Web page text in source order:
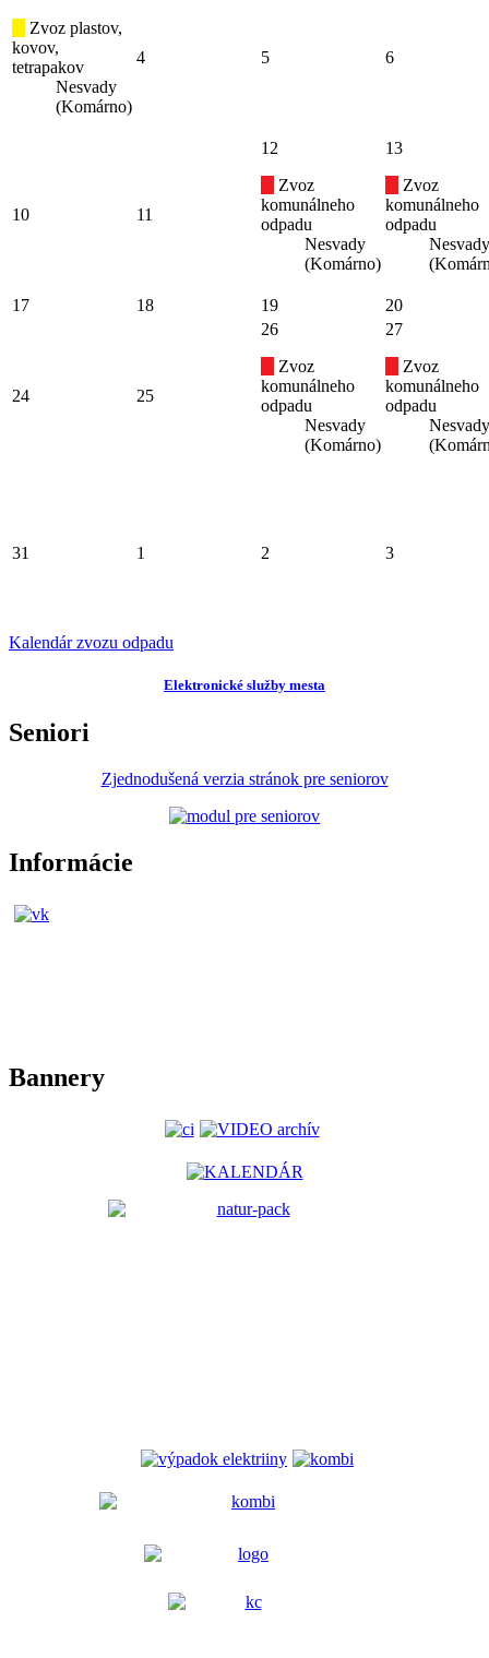
Zvoz plastov,
kovov,
tetrapakov
Nesvady
(Komárno)
4 5 6
10 11
12
Zvoz
komunálneho
odpadu
Nesvady
(Komárno)
13
Zvoz
komunálneho
odpadu
Nesvady
17 18 19 20
24 25
26
Zvoz
komunálneho
odpadu
Nesvady
(Komárno)
27
Zvoz
komunálneho
odpadu
Nesvady
31 1 2 3
Kalendár zvozu odpadu
Elektronické služby mesta
Seniori
Zjednodušená verzia stránok pre seniorov
Informácie
Bannery